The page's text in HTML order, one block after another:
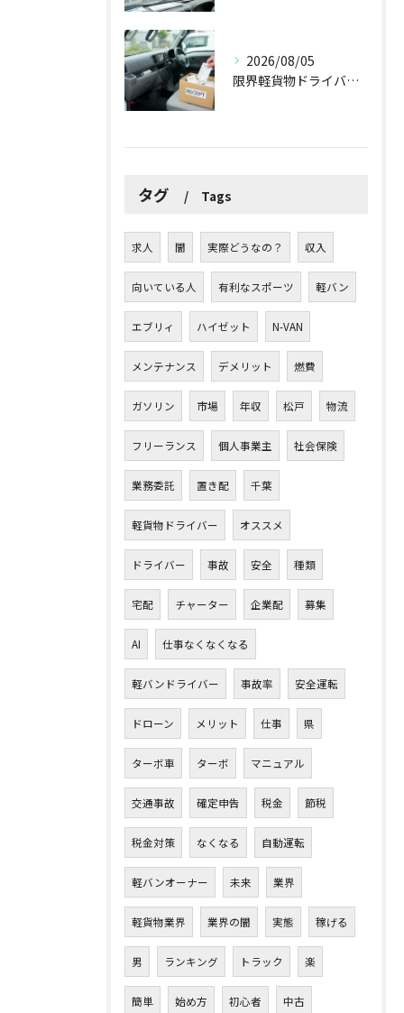
2026/08/05
限界軽貨物ドライバーが最低限やるべき！？「ズボラ経費防衛術」
タグ Tags
求人 闇 実際どうなの？ 収入
向いている人 有利なスポーツ 軽バン
エブリィ ハイゼット N-VAN
メンテナンス デメリット 燃費
ガソリン 市場 年収 松戸 物流
フリーランス 個人事業主 社会保険
業務委託 置き配 千葉
軽貨物ドライバー オススメ
ドライバー 事故 安全 種類
宅配 チャーター 企業配 募集
AI 仕事なくなくなる
軽バンドライバー 事故率 安全運転
ドローン メリット 仕事 県
ターボ車 ターボ マニュアル
交通事故 確定申告 税金 節税
税金対策 なくなる 自動運転
軽バンオーナー 未来 業界
軽貨物業界 業界の闇 実態 稼げる
男 ランキング トラック 楽
簡単 始め方 初心者 中古